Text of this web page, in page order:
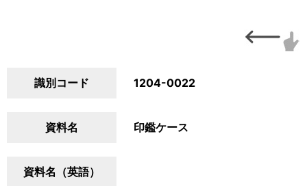
識別コード 1204-0022
資料名 印鑑ケース
資料名（英語）